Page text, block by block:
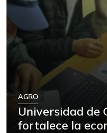
AGRO
Universidad de
fortalece la